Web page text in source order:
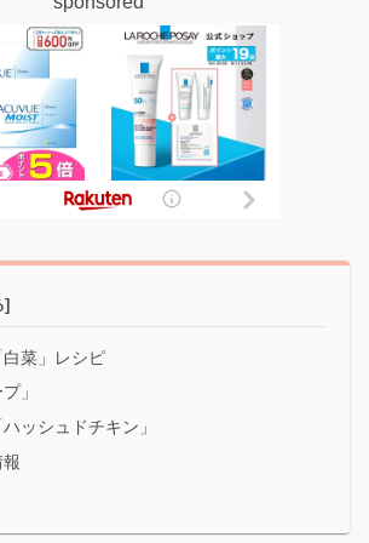
菜」レシピ
」
ッシュドチキン」